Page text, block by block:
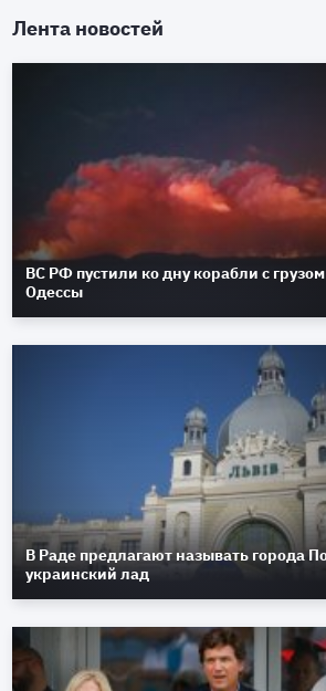
Лента новостей
ВС РФ пустили ко дну корабли с
Одессы
В Раде предлагают называть города
украинский лад